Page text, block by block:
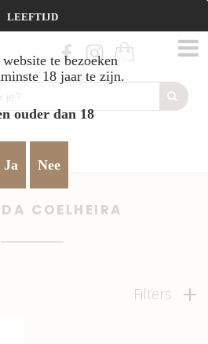
> Casal da Coelheira
COELHEIRA
Filters
LEEFTIJD
te bezoeken
18 jaar te zijn.
ouder dan 18
Ja Nee